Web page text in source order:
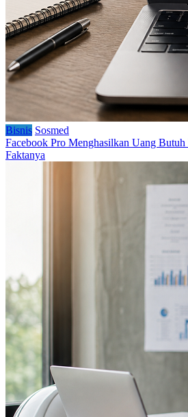
Bisnis Sosmed
Facebook Pro Menghasilkan Uang
Faktanya